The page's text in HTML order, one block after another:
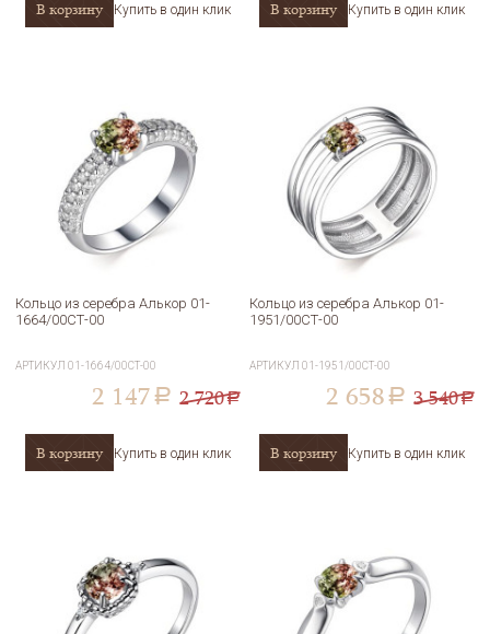
В корзину Купить в один клик В корзину Купить в один клик
Кольцо из серебра Алькор 01-
1664/00СТ-00
АРТИКУЛ01-1664/00СТ-00
2 147 a 2 720a
В корзину Купить в один клик
Кольцо из серебра Алькор 01-
1951/00СТ-00
АРТИКУЛ01-1951/00СТ-00
2 658 a 3 540a
В корзину Купить в один клик